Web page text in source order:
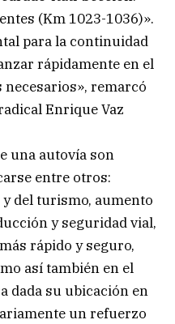
(Km 1023-1036)».
para la continuidad
rápidamente en el
remarcó
Enrique Vaz
una autovía son
entre otros:
del turismo, aumento
y seguridad vial,
rápido y seguro,
así también en el
dada su ubicación en
un refuerzo